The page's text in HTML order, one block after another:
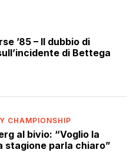
’85 – Il dubbio di
di Bettega
CHAMPIONSHIP
al bivio: “Voglio la
stagione parla chiaro”